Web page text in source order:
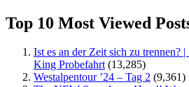
Top 10 Most Viewed
Ist es an der Zeit sich zu trennen?
King Probefahrt (13,285)
Westalpentour ’24 – Tag 2 (9,361)